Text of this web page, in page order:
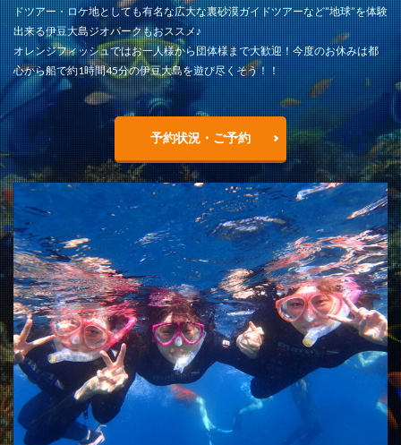
ドツアー・ロケ地としても有名な広大な裏砂漠ガイドツアーなど”地球”を体験
出来る伊豆大島ジオパークもおススメ♪
オレンジフィッシュではお一人様から団体様まで大歓迎！今度のお休みは都
心から船で約1時間45分の伊豆大島を遊び尽くそう！！
予約状況・ご予約